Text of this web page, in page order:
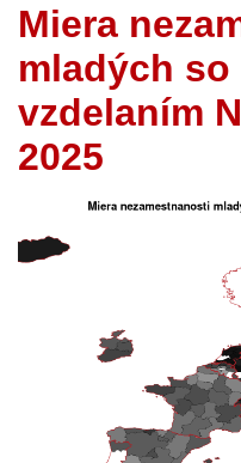
Miera
mladých
vzdelaním
2025